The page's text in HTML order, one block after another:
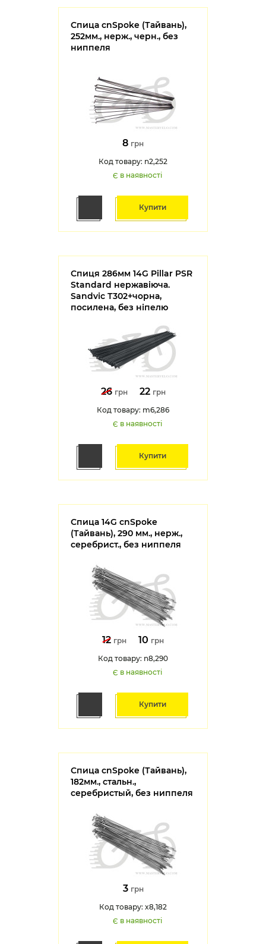
Спица cnSpoke (Тайвань),
252мм., нерж., черн., без
ниппеля
8 грн
Код товару: n2,252
Є в наявності
Купити
Спиця 286мм 14G Pillar PSR
Standard нержавіюча.
Sandvic Т302+чорна,
посилена, без ніпелю
26 грн 22 грн
Код товару: m6,286
Є в наявності
Купити
Спица 14G cnSpoke
(Тайвань), 290 мм., нерж.,
серебрист., без ниппеля
12 грн 10 грн
Код товару: n8,290
Є в наявності
Купити
Спица cnSpoke (Тайвань),
182мм., стальн.,
серебристый, без ниппеля
3 грн
Код товару: x8,182
Є в наявності